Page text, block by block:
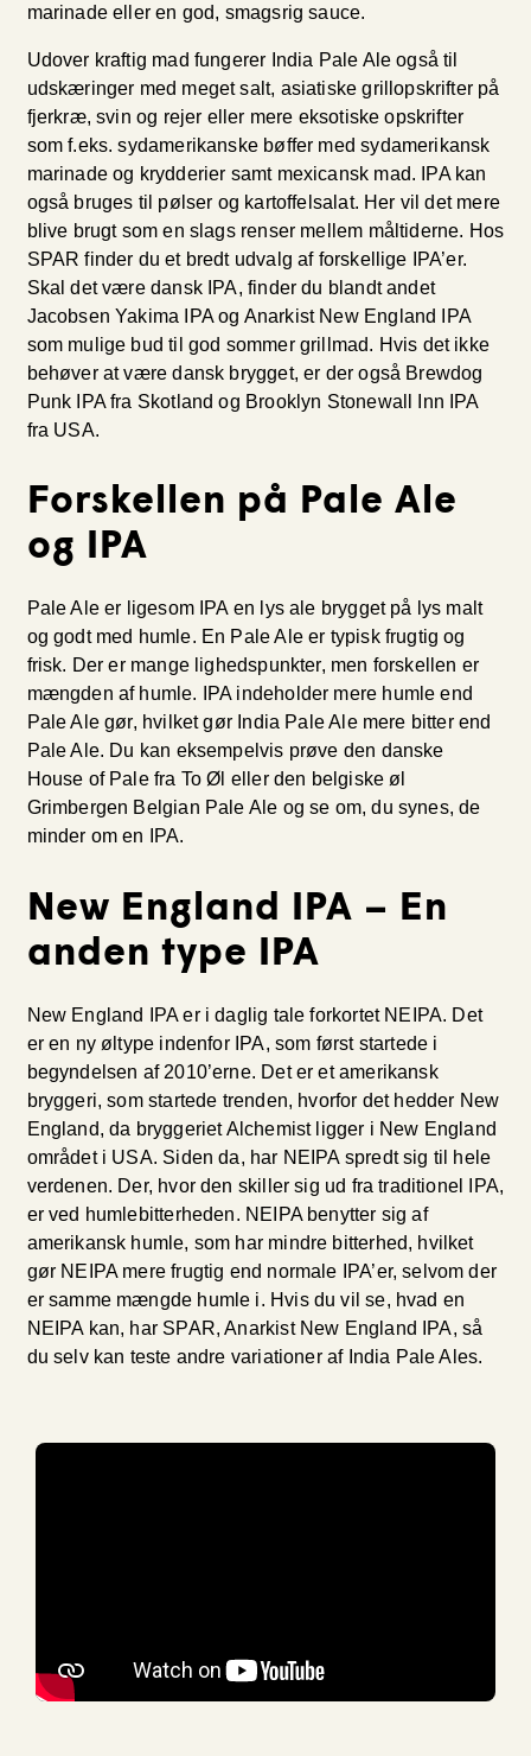
marinade eller en god, smagsrig sauce.
Udover kraftig mad fungerer India Pale Ale også til
udskæringer med meget salt, asiatiske grillopskrifter på
fjerkræ, svin og rejer eller mere eksotiske opskrifter
som f.eks. sydamerikanske bøffer med sydamerikansk
marinade og krydderier samt mexicansk mad. IPA kan
også bruges til pølser og kartoffelsalat. Her vil det mere
blive brugt som en slags renser mellem måltiderne. Hos
SPAR finder du et bredt udvalg af forskellige IPA’er.
Skal det være dansk IPA, finder du blandt andet
Jacobsen Yakima IPA og Anarkist New England IPA
som mulige bud til god sommer grillmad. Hvis det ikke
behøver at være dansk brygget, er der også Brewdog
Punk IPA fra Skotland og Brooklyn Stonewall Inn IPA
fra USA.
Forskellen på Pale Ale
og IPA
Pale Ale er ligesom IPA en lys ale brygget på lys malt
og godt med humle. En Pale Ale er typisk frugtig og
frisk. Der er mange lighedspunkter, men forskellen er
mængden af humle. IPA indeholder mere humle end
Pale Ale gør, hvilket gør India Pale Ale mere bitter end
Pale Ale. Du kan eksempelvis prøve den danske
House of Pale fra To Øl eller den belgiske øl
Grimbergen Belgian Pale Ale og se om, du synes, de
minder om en IPA.
New England IPA – En
anden type IPA
New England IPA er i daglig tale forkortet NEIPA. Det
er en ny øltype indenfor IPA, som først startede i
begyndelsen af 2010’erne. Det er et amerikansk
bryggeri, som startede trenden, hvorfor det hedder New
England, da bryggeriet Alchemist ligger i New England
området i USA. Siden da, har NEIPA spredt sig til hele
verdenen. Der, hvor den skiller sig ud fra traditionel IPA,
er ved humlebitterheden. NEIPA benytter sig af
amerikansk humle, som har mindre bitterhed, hvilket
gør NEIPA mere frugtig end normale IPA’er, selvom der
er samme mængde humle i. Hvis du vil se, hvad en
NEIPA kan, har SPAR, Anarkist New England IPA, så
du selv kan teste andre variationer af India Pale Ales.